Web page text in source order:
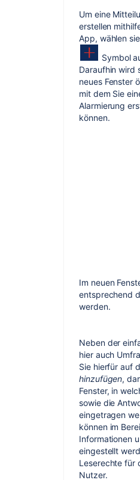
Um eine
erstellen
App, wählen
Symbol
Daraufhin wird
neues Fenster
mit dem Sie
Alarmierung
können.
Im neuen
entsprechend
werden.
Neben der
hier auch
Sie hierfür auf
hinzufügen,
Fenster, in
sowie die
eingetragen
können im
Informationen
eingestellt
Leserechte für
Nutzer.